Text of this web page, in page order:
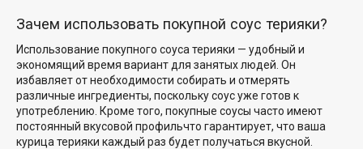
Зачем использовать покупной соус терияки?
Использование покупного соуса терияки — удобный и
экономящий время вариант для занятых людей. Он
избавляет от необходимости собирать и отмерять
различные ингредиенты, поскольку соус уже готов к
употреблению. Кроме того, покупные соусы часто имеют
постоянный вкусовой профильчто гарантирует, что ваша
курица терияки каждый раз будет получаться вкусной.